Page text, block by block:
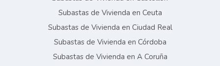
Subastas de Vivienda en Ceuta
Subastas de Vivienda en Ciudad Real
Subastas de Vivienda en Córdoba
Subastas de Vivienda en A Coruña